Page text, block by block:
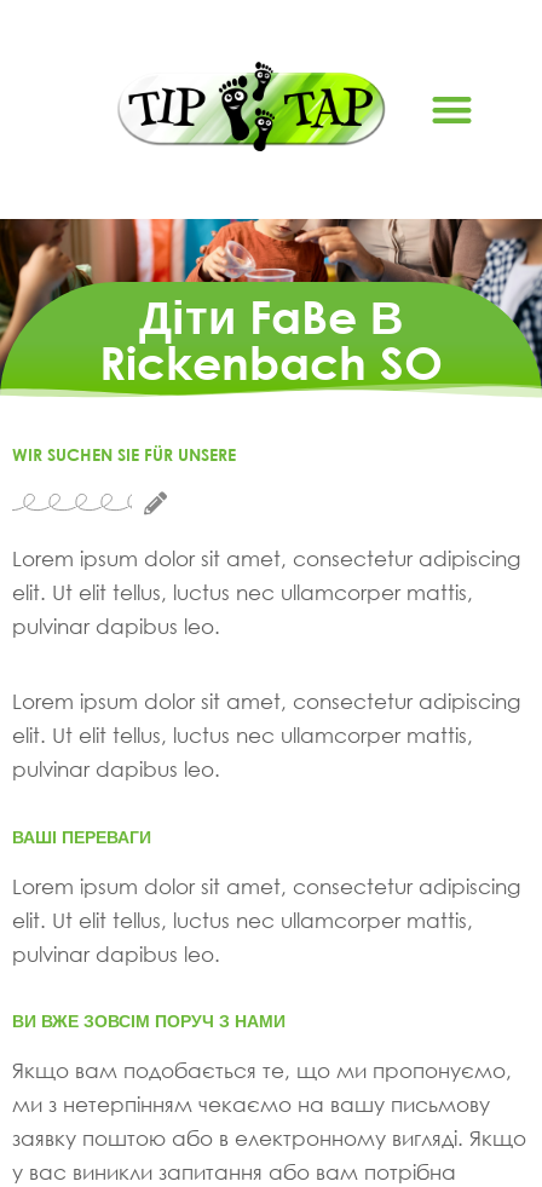
Діти FaBe В
Rickenbach SO
WIR SUCHEN SIE FÜR UNSERE
Lorem ipsum dolor sit amet, consectetur adipiscing
elit. Ut elit tellus, luctus nec ullamcorper mattis,
pulvinar dapibus leo.
Lorem ipsum dolor sit amet, consectetur adipiscing
elit. Ut elit tellus, luctus nec ullamcorper mattis,
pulvinar dapibus leo.
ВАШІ ПЕРЕВАГИ
Lorem ipsum dolor sit amet, consectetur adipiscing
elit. Ut elit tellus, luctus nec ullamcorper mattis,
pulvinar dapibus leo.
ВИ ВЖЕ ЗОВСІМ ПОРУЧ З НАМИ
Якщо вам подобається те, що ми пропонуємо,
ми з нетерпінням чекаємо на вашу письмову
заявку поштою або в електронному вигляді. Якщо
у вас виникли запитання або вам потрібна